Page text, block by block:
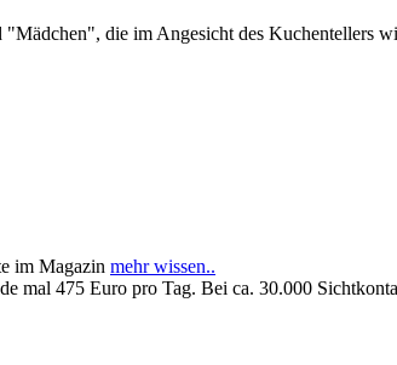
die im Angesicht des Kuchentellers
im Magazin mehr wissen..
mal 475 Euro pro Tag. Bei ca. 30.000